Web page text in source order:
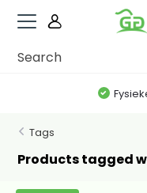
Tags
Products tagged